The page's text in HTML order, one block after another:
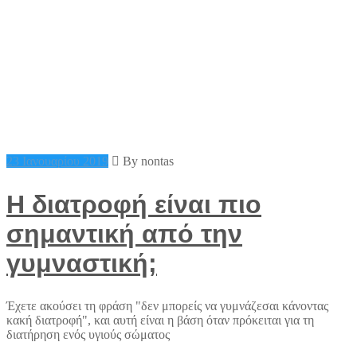
23 Ιανουαρίου 2019 By nontas
Η διατροφή είναι πιο
σημαντική από την
γυμναστική;
Έχετε ακούσει τη φράση "δεν μπορείς να γυμνάζεσαι κάνοντας
κακή διατροφή", και αυτή είναι η βάση όταν πρόκειται για τη
διατήρηση ενός υγιούς σώματος